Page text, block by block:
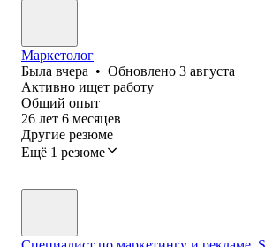
Маркетолог
Была вчера • Обновлено 3 августа
Активно ищет работу
Общий опыт
26 лет 6 месяцев
Другие резюме
Ещё 1 резюме